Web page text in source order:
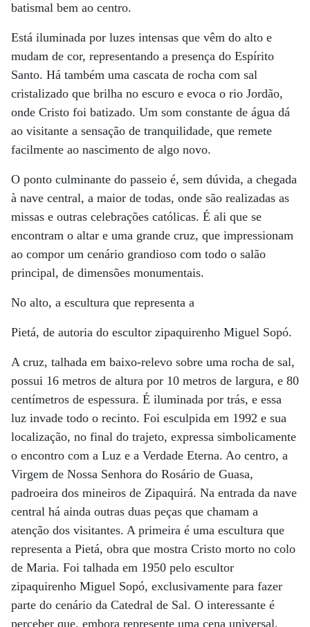
batismal bem ao centro.
Está iluminada por luzes intensas que vêm do alto e
mudam de cor, representando a presença do Espírito
Santo. Há também uma cascata de rocha com sal
cristalizado que brilha no escuro e evoca o rio Jordão,
onde Cristo foi batizado. Um som constante de água dá
ao visitante a sensação de tranquilidade, que remete
facilmente ao nascimento de algo novo.
O ponto culminante do passeio é, sem dúvida, a chegada
à nave central, a maior de todas, onde são realizadas as
missas e outras celebrações católicas. É ali que se
encontram o altar e uma grande cruz, que impressionam
ao compor um cenário grandioso com todo o salão
principal, de dimensões monumentais.
No alto, a escultura que representa a
Pietá, de autoria do escultor zipaquirenho Miguel Sopó.
A cruz, talhada em baixo-relevo sobre uma rocha de sal,
possui 16 metros de altura por 10 metros de largura, e 80
centímetros de espessura. É iluminada por trás, e essa
luz invade todo o recinto. Foi esculpida em 1992 e sua
localização, no final do trajeto, expressa simbolicamente
o encontro com a Luz e a Verdade Eterna. Ao centro, a
Virgem de Nossa Senhora do Rosário de Guasa,
padroeira dos mineiros de Zipaquirá. Na entrada da nave
central há ainda outras duas peças que chamam a
atenção dos visitantes. A primeira é uma escultura que
representa a Pietá, obra que mostra Cristo morto no colo
de Maria. Foi talhada em 1950 pelo escultor
zipaquirenho Miguel Sopó, exclusivamente para fazer
parte do cenário da Catedral de Sal. O interessante é
perceber que, embora represente uma cena universal,